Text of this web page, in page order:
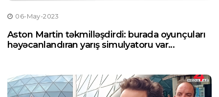
06-May-2023
Aston Martin təkmilləşdirdi: burada oyunçuları
həyəcanlandıran yarış simulyatoru var...